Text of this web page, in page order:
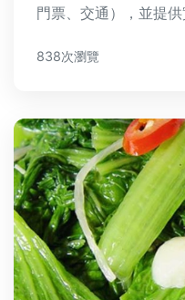
門票、交通），並提
838次瀏覽